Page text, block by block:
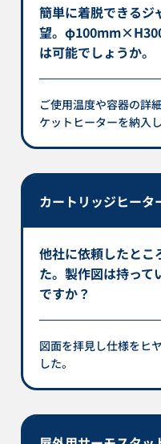
簡単に着脱できるジ
望。
は可能でしょうか。
ご使用温度や容器の詳
ケットヒーターを納入
カートリッジヒータ
他社に依頼したとこ
た。製作図は持って
ですか？
図面を拝見し仕様をヒ
した。